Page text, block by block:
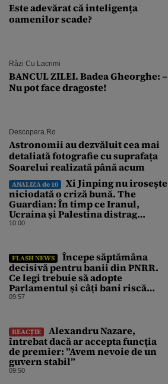
Este adevărat că inteligența
oamenilor scade?
Râzi Cu Lacrimi
BANCUL ZILEI. Badea Gheorghe: –
Nu pot face dragoste!
Descopera.ro
Astronomii au dezvăluit cea mai
detaliată fotografie cu suprafața
Soarelui realizată până acum
ANALIZA de 10
Xi Jinping nu irosește
niciodată o criză bună. The
Guardian: În timp ce Iranul,
Ucraina și Palestina distrag
atenția lumii, el strânge șurubul”
10:00
FLASH NEWS
Începe săptămâna
decisivă pentru banii din PNRR.
Ce legi trebuie să adopte
Parlamentul și câți bani riscă
România să piardă
09:57
REACȚIE
Alexandru Nazare,
întrebat dacă ar accepta funcția
de premier: ”Avem nevoie de un
guvern stabil”
09:50